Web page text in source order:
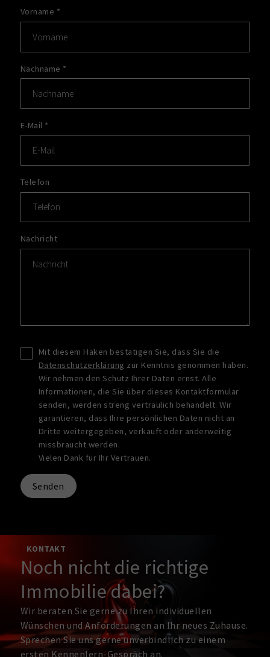
Vorname *
Nachname *
E-Mail *
Telefon
Nachricht
Mit diesem Haken bestätigen Sie, dass Sie die
Datenschutzerklärung zur Kenntnis genommen haben.
Wir nehmen den Schutz Ihrer Daten ernst. Alle
Informationen, die Sie über dieses Kontaktformular
senden, werden streng vertraulich behandelt. Wir
garantieren, dass Ihre persönlichen Daten nicht an
Dritte weitergegeben, verkauft oder anderweitig
missbraucht werden.
Vielen Dank für Ihr Vertrauen.
Senden
KONTAKT
Noch nicht die richtige
Immobilie dabei?
Wir beraten Sie gerne zu Ihren individuellen
Wünschen und Anforderungen an Ihr neues Zuhause.
Sprechen Sie uns gerne unverbindlich zu einem
ersten Kennenlern-Gespräch an.